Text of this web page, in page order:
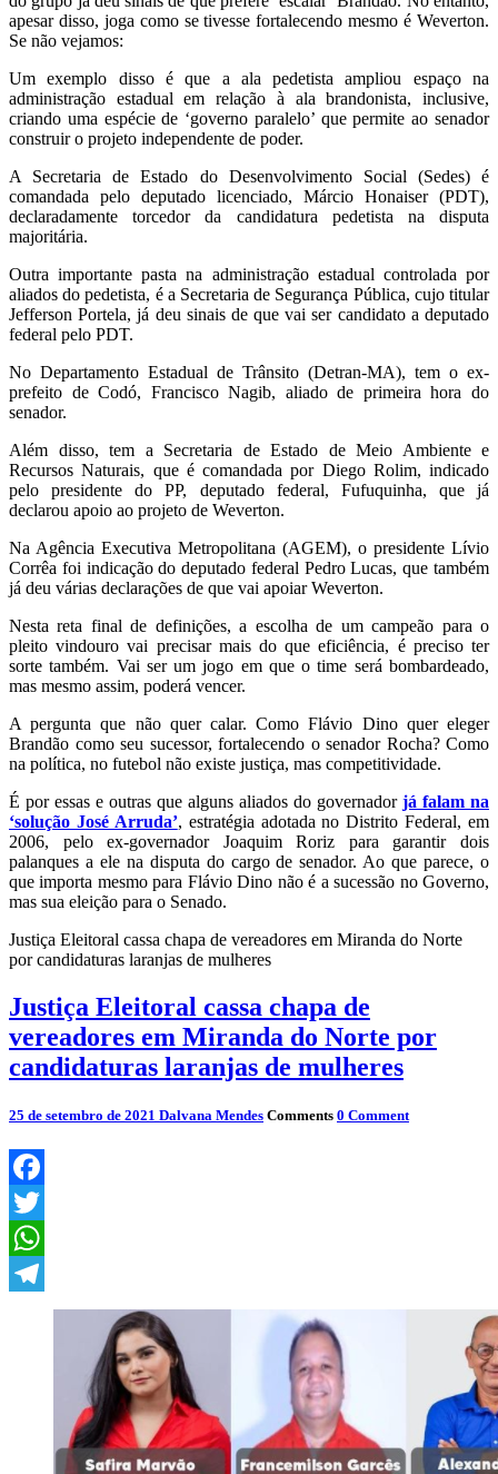
apesar disso, joga como se tivesse fortalecendo mesmo é Weverton.
Se não vejamos:
Um exemplo disso é que a ala pedetista ampliou espaço na
administração estadual em relação à ala brandonista, inclusive,
criando uma espécie de ‘governo paralelo’ que permite ao senador
construir o projeto independente de poder.
A Secretaria de Estado do Desenvolvimento Social (Sedes) é
comandada pelo deputado licenciado, Márcio Honaiser (PDT),
declaradamente torcedor da candidatura pedetista na disputa
majoritária.
Outra importante pasta na administração estadual controlada por
aliados do pedetista, é a Secretaria de Segurança Pública, cujo titular
Jefferson Portela, já deu sinais de que vai ser candidato a deputado
federal pelo PDT.
No Departamento Estadual de Trânsito (Detran-MA), tem o ex-
prefeito de Codó, Francisco Nagib, aliado de primeira hora do
senador.
Além disso, tem a Secretaria de Estado de Meio Ambiente e
Recursos Naturais, que é comandada por Diego Rolim, indicado
pelo presidente do PP, deputado federal, Fufuquinha, que já
declarou apoio ao projeto de Weverton.
Na Agência Executiva Metropolitana (AGEM), o presidente Lívio
Corrêa foi indicação do deputado federal Pedro Lucas, que também
já deu várias declarações de que vai apoiar Weverton.
Nesta reta final de definições, a escolha de um campeão para o
pleito vindouro vai precisar mais do que eficiência, é preciso ter
sorte também. Vai ser um jogo em que o time será bombardeado,
mas mesmo assim, poderá vencer.
A pergunta que não quer calar. Como Flávio Dino quer eleger
Brandão como seu sucessor, fortalecendo o senador Rocha? Como
na política, no futebol não existe justiça, mas competitividade.
É por essas e outras que alguns aliados do governador já falam na
‘solução José Arruda’, estratégia adotada no Distrito Federal, em
2006, pelo ex-governador Joaquim Roriz para garantir dois
palanques a ele na disputa do cargo de senador. Ao que parece, o
que importa mesmo para Flávio Dino não é a sucessão no Governo,
mas sua eleição para o Senado.
Justiça Eleitoral cassa chapa de vereadores em Miranda do Norte
por candidaturas laranjas de mulheres
Justiça Eleitoral cassa chapa de
vereadores em Miranda do Norte por
candidaturas laranjas de mulheres
25 de setembro de 2021 Dalvana Mendes Comments 0 Comment
Facebook
Twitter
WhatsApp
Telegram